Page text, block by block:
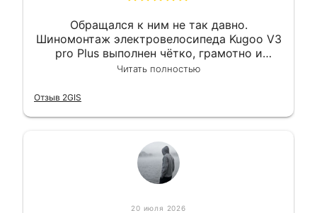
Обращался к ним не так давно.
Шиномонтаж электровелосипеда Kugoo V3
pro Plus выполнен чётко, грамотно и
квалифицированно. Всё сделано
Читать полностью
Отзыв 2GIS
20 июля 2026